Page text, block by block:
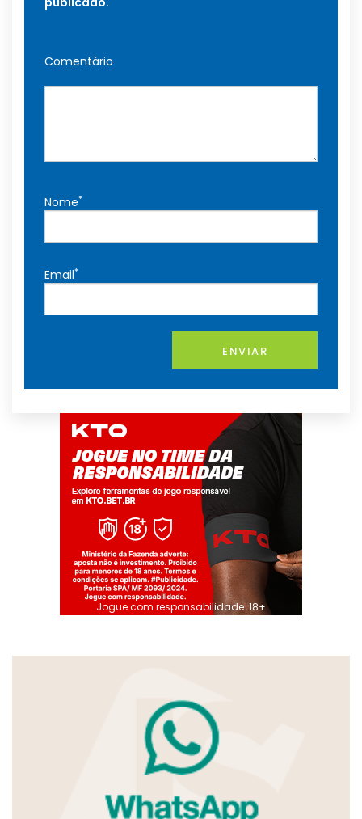
Comentário
Nome*
Email*
ENVIAR
Jogue com responsabilidade. 18+